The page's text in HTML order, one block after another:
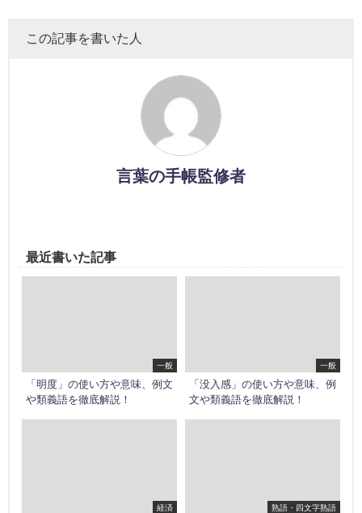
この記事を書いた人
言葉の手帳監修者
最近書いた記事
一般
「明度」の使い方や意味、例文
や類義語を徹底解説！
一般
「没入感」の使い方や意味、例
文や類義語を徹底解説！
経済 熟語・四文字熟語